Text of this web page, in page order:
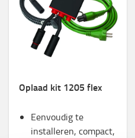
Oplaad kit 1205 flex
Eenvoudig te
installeren, compact,